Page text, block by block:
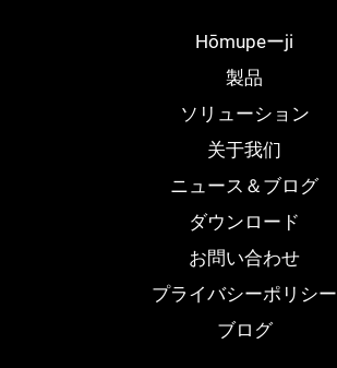
Hōmupeーji
製品
ソリューション
关于我们
ニュース＆ブログ
ダウンロード
お問い合わせ
プライバシーポリシー
ブログ